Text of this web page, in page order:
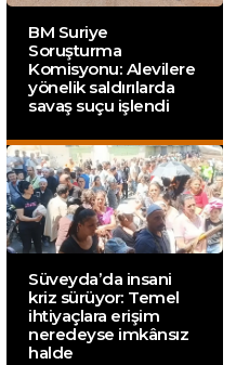
BM Suriye
Soruşturma
Komisyonu: Alevilere
yönelik saldırılarda
savaş suçu işlendi
Süveyda’da insani
kriz sürüyor: Temel
ihtiyaçlara erişim
neredeyse imkânsız
halde